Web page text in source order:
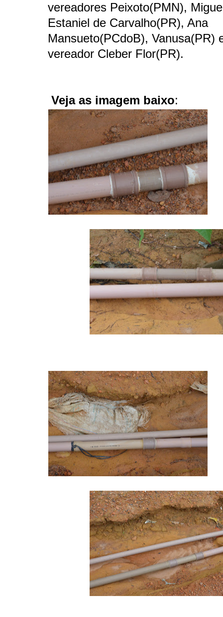
vereadores Peixoto(PMN),
Estaniel de Carvalho(PR), Ana
Mansueto(PCdoB), Vanusa(PR)
vereador Cleber Flor(PR).
Veja as imagem baixo: